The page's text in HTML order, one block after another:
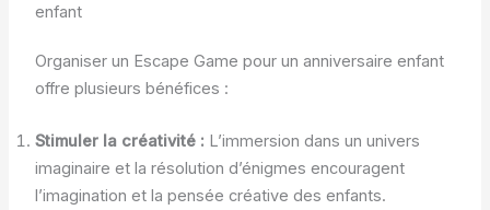
enfant
Organiser un Escape Game pour un anniversaire enfant
offre plusieurs bénéfices :
Stimuler la créativité : L’immersion dans un univers
imaginaire et la résolution d’énigmes encouragent
l’imagination et la pensée créative des enfants.